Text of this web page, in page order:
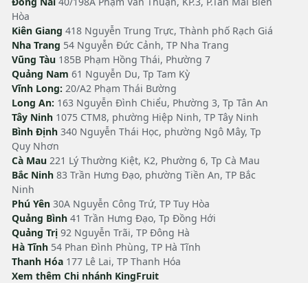
Hòa
Kiên Giang 418 Nguyễn Trung Trực, Thành phố Rạch Giá
Nha Trang 54 Nguyễn Đức Cảnh, TP Nha Trang
Vũng Tàu 185B Phạm Hồng Thái, Phường 7
Quảng Nam 61 Nguyễn Du, Tp Tam Kỳ
Vĩnh Long: 20/A2 Phạm Thái Bường
Long An: 163 Nguyễn Đình Chiểu, Phường 3, Tp Tân An
Tây Ninh 1075 CTM8, phường Hiệp Ninh, TP Tây Ninh
Bình Định 340 Nguyễn Thái Học, phường Ngô Mây, Tp
Quy Nhơn
Cà Mau 221 Lý Thường Kiệt, K2, Phường 6, Tp Cà Mau
Bắc Ninh 83 Trần Hưng Đạo, phường Tiền An, TP Bắc
Ninh
Phú Yên 30A Nguyễn Công Trứ, TP Tuy Hòa
Quảng Bình 41 Trần Hưng Đạo, Tp Đồng Hới
Quảng Trị 92 Nguyễn Trãi, TP Đông Hà
Hà Tĩnh 54 Phan Đình Phùng, TP Hà Tĩnh
Thanh Hóa 177 Lê Lai, TP Thanh Hóa
Xem thêm Chi nhánh KingFruit